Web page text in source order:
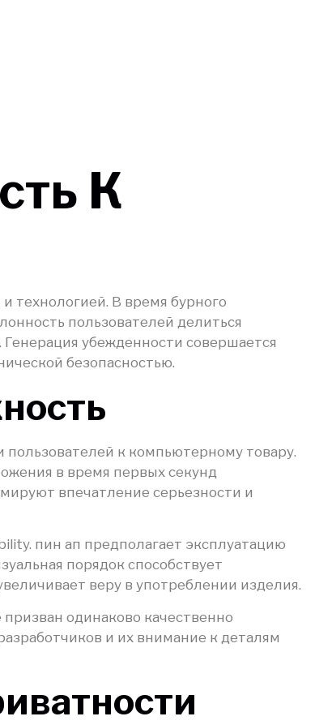
К
технологией. В время бурного
пользователей делиться
убежденности совершается
безопасностью.
к компьютерному товару.
в время первых секунд
впечатление серьезности и
пин ап предполагает эксплуатацию
порядок способствует
веру в употреблении изделия.
одинаково качественно
и их внимание к деталям